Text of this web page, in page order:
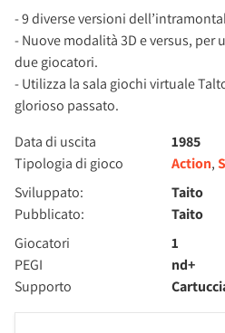
- 9 diverse versioni
- Nuove modalità 3D e versus, per
due giocatori.
- Utilizza la sala giochi virtuale
glorioso passato.
Data di uscita
1985
Tipologia di gioco
Action,
Sviluppato:
Taito
Pubblicato:
Taito
Giocatori
1
PEGI
nd+
Supporto